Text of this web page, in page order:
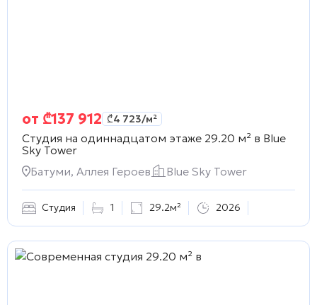
от ₾137 912 ₾4 723/м²
Студия на одиннадцатом этаже 29.20 м² в Blue
Sky Tower
Батуми, Аллея Героев
Blue Sky Tower
Студия 1 29.2м² 2026